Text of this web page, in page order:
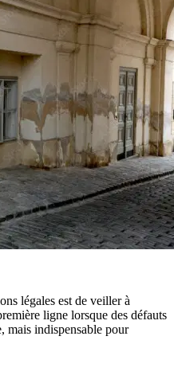
légales est de veiller à
ligne lorsque des défauts
mais indispensable pour